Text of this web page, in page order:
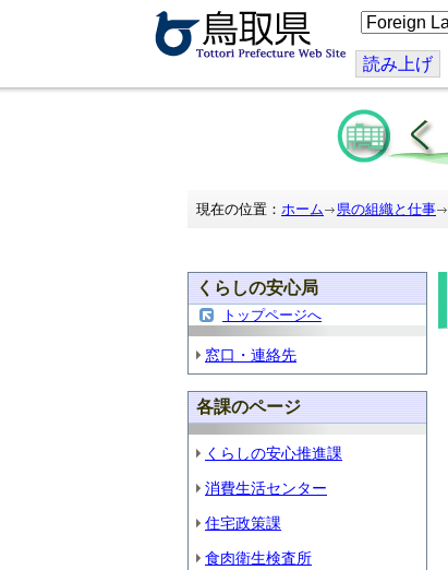
こ
の
ジ
を
翻
訳
す
る
読み上げ
現在の位置： ホーム 県の組織と仕事
くらしの安心局
トップページへ
窓口・連絡先
各課のページ
くらしの安心推進課
消費生活センター
住宅政策課
食肉衛生検査所